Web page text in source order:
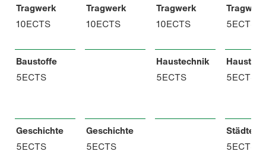
Tragwerk
10ECTS
Tragwerk
10ECTS
Tragwerk
10ECTS
Tragwerk
5ECTS
Baustoffe
5ECTS
Haustechnik
5ECTS
5ECTS
Geschichte
5ECTS
Geschichte
5ECTS
5ECTS